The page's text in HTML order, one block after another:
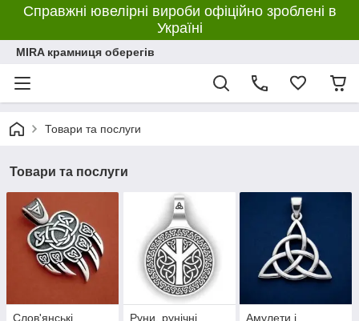
Справжні ювелірні вироби офіційно зроблені в
Україні
MIRA крамниця оберегів
Товари та послуги
Товари та послуги
Слов'янські
Руни, рунічні
Амулети і